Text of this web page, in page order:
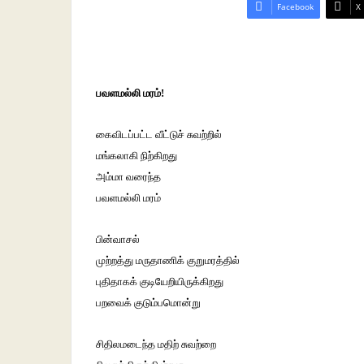
Facebook X
பவளமல்லி மரம்!
கைவிடப்பட்ட வீட்டுச் சுவற்றில்
மங்கலாகி நிற்கிறது
அம்மா வரைந்த
பவளமல்லி மரம்
பின்வாசல்
முற்றத்து மருதாணிக் குறுமரத்தில்
புதிதாகக் குடியேறியிருக்கிறது
பறவைக் குடும்பமொன்று
சிதிலமடைந்த மதிற் சுவற்றை